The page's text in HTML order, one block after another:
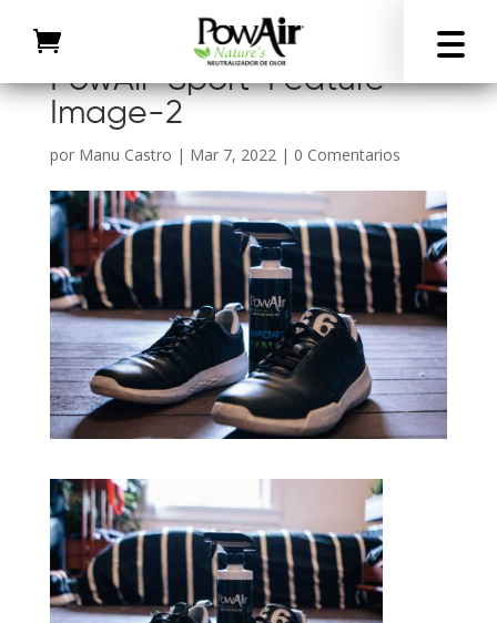
PowAir-Sport-Feature-
Image-2
por Manu Castro | Mar 7, 2022| 0 Comentarios